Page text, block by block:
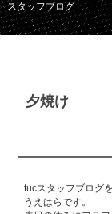
スタッフブログ
夕焼け
tucスタッフブログ
うえはらです。